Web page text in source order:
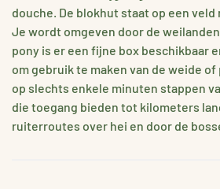
douche. De blokhut staat op een veld
Je wordt omgeven door de
pony is er een fijne box beschikbaar
om gebruik te maken van de weide
op slechts enkele minuten stappen
die toegang bieden tot kilometers
ruiterroutes over hei en door de